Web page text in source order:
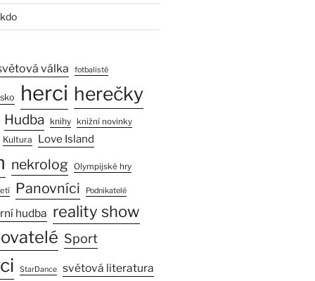
válka fotbalisté
herci herečky
Hudba knihy knižní novinky
Kultura Love Island
nekrolog Olympijské hry
Panovníci Podnikatelé
hudba reality show
Sport
StarDance světová literatura